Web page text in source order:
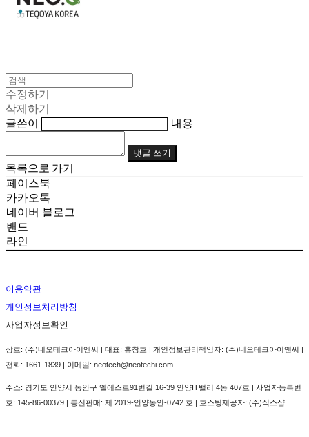
수정하기
삭제하기
글쓴이
내용
댓글 쓰기
목록으로 가기
페이스북
카카오톡
네이버 블로그
밴드
라인
이용약관
개인정보처리방침
사업자정보확인
상호: (주)네오테크아이앤씨 | 대표: 홍창호 | 개인정보관리책임자: (주)네오테크아이앤씨 |
전화: 1661-1839 | 이메일: neotech@neotechi.com
주소: 경기도 안양시 동안구 엘에스로91번길 16-39 안양IT밸리 4동 407호 | 사업자등록번
호: 145-86-00379 | 통신판매: 제 2019-안양동안-0742 호 | 호스팅제공자: (주)식스샵